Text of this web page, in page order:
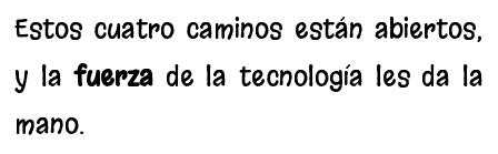
Estos cuatro caminos están abiertos,
y lafuerza de la tecnología les da la
mano.